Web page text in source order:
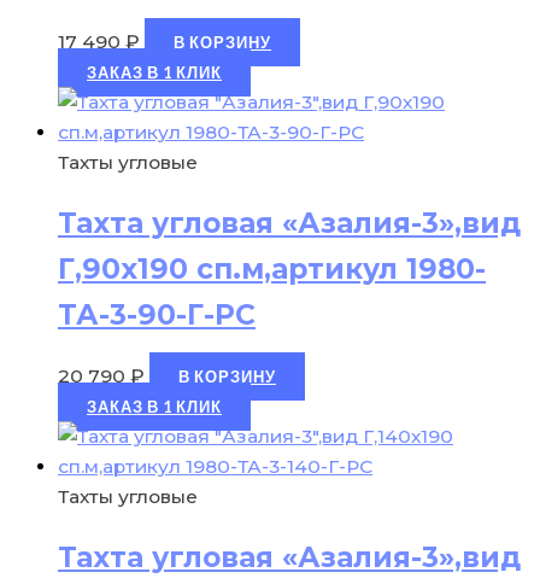
17 490 ₽
В КОРЗИНУ
ЗАКАЗ В 1 КЛИК
Тахты угловые
Тахта угловая «Азалия-3»,вид
Г,90х190 сп.м,артикул 1980-
ТА-3-90-Г-РС
20 790 ₽
В КОРЗИНУ
ЗАКАЗ В 1 КЛИК
Тахты угловые
Тахта угловая «Азалия-3»,вид